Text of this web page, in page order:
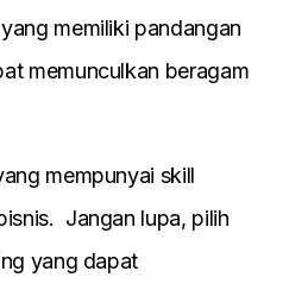
memiliki pandangan
memunculkan beragam
mempunyai skill
Jangan lupa, pilih
yang dapat